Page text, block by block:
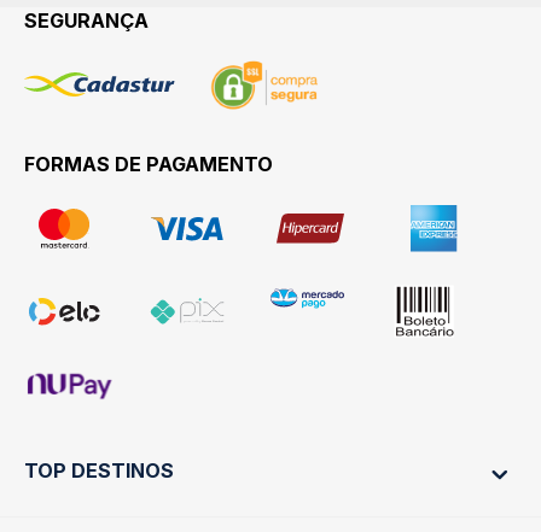
SEGURANÇA
FORMAS DE PAGAMENTO
TOP DESTINOS